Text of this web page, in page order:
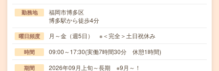
勤務地
福岡市博多区
博多駅から徒歩4分
曜日頻度 月～金（週5日） ※＜完全＞土日祝休み
時間 09:00～17:30(実働7時間30分 休憩1時間)
期間 2026年09月上旬～長期 ※9月～！